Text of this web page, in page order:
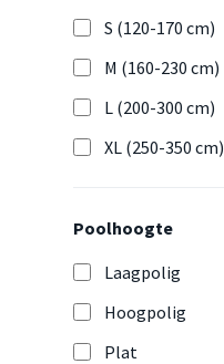
S (120-170 cm)
M (160-230 cm)
L (200-300 cm)
XL (250-350 cm)
Poolhoogte
Laagpolig
Hoogpolig
Plat